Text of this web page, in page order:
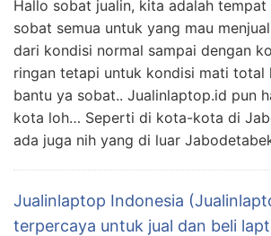
Hallo sobat jualin, kita adalah
sobat semua untuk yang mau
dari kondisi normal sampai dengan
ringan tetapi untuk kondisi mati total
bantu ya sobat.. Jualinlaptop.id pun
kota loh… Seperti di kota-kota di
ada juga nih yang di luar
Jualinlaptop Indonesia
terpercaya untuk jual dan beli